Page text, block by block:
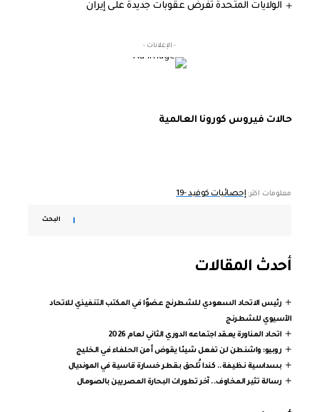
الولايات المتحدة تفرض عقوبات جديدة على إيران
- الإعلانات -
حالات فيروس كورونا العالمية
معلومات اكثر:إحصائيات كوفيد -19
البحث
أحدث المقالات
رئيس الاتحاد السعودي للشطرنج عضوًا في المكتب التنفيذي للاتحاد
الآسيوي للشطرنج
اتحاد المناورة يعقد اجتماعه الدوري الثاني لعام 2026
روبيو: واشنطن لن تفعل شيئا يقوض أمن الحلفاء في الخليج
بسداسية نظيفة.. كندا تُلحق بقطر خسارة قاسية في المونديال
رسالة تثير المخاوف.. آخر تطورات البحارة المصريين بالصومال